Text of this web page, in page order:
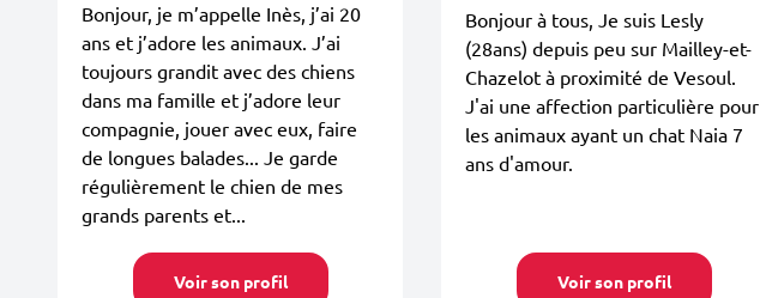
Bonjour, je m’appelle Inès, j’ai 20
ans et j’adore les animaux. J’ai
toujours grandit avec des chiens
dans ma famille et j’adore leur
compagnie, jouer avec eux, faire
de longues balades... Je garde
régulièrement le chien de mes
grands parents et...
Voir son profil
Bonjour à tous, Je suis Lesly
(28ans) depuis peu sur Mailley-et-
Chazelot à proximité de Vesoul.
J'ai une affection particulière pour
les animaux ayant un chat Naia 7
ans d'amour.
Voir son profil